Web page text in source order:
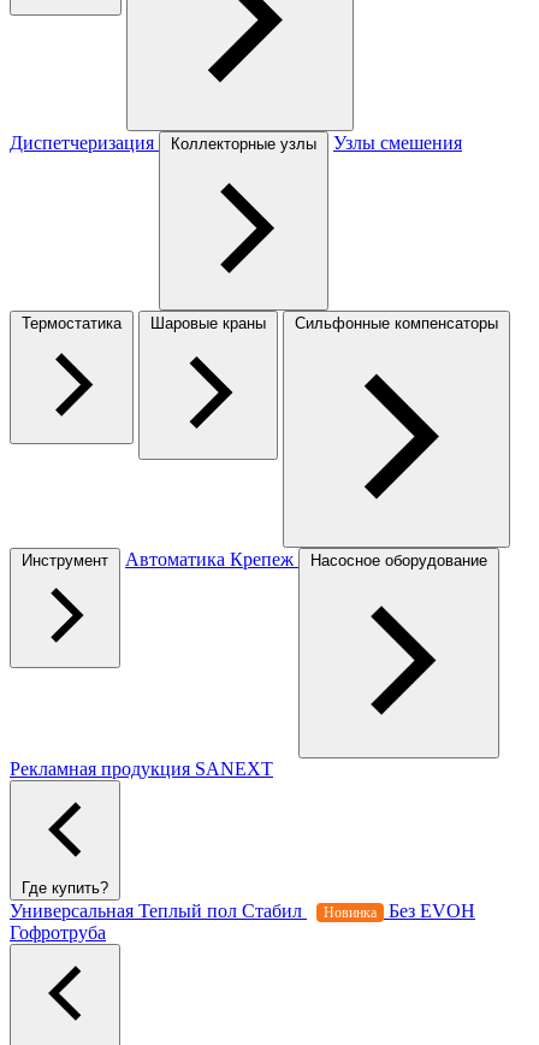
Диспетчеризация Коллекторные узлы Узлы смешения
Термостатика Шаровые краны Сильфонные компенсаторы
Инструмент Автоматика Крепеж Насосное оборудование
Рекламная продукция SANEXT
Где купить?
Универсальная Теплый пол Стабил Новинка
Без EVOH
Гофротруба